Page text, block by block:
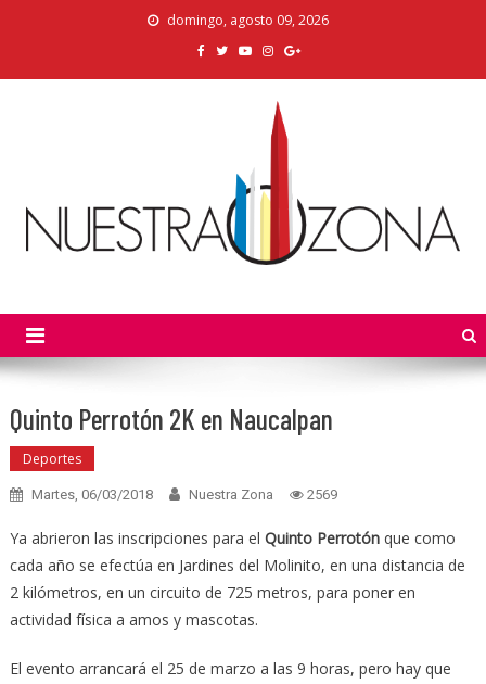
domingo, agosto 09, 2026
Quinto Perrotón 2K en Naucalpan
Deportes
Martes, 06/03/2018 Nuestra Zona 2569
Ya abrieron las inscripciones para el Quinto Perrotónque como
cada año se efectúa en Jardines del Molinito, en una distancia de
2 kilómetros, en un circuito de 725 metros, para poner en
actividad física a amos y mascotas.
El evento arrancará el 25 de marzo a las 9 horas, pero hay que